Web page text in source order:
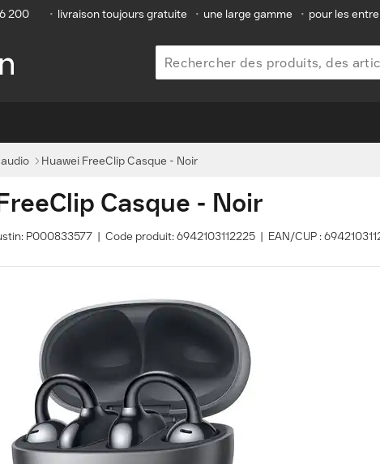
200 • livraison toujours gratuite • une large gamme • pour les
Huawei FreeClip Casque - Noir
Casque - Noir
P000833577 | Code produit: 6942103112225 | EAN/CUP :